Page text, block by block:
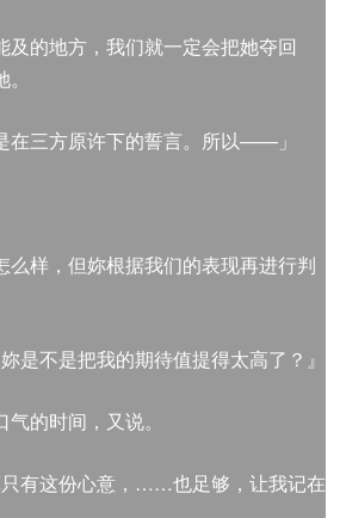
的地方，我们就一定会把她夺回
在三方原许下的誓言。所以——」
么样，但妳根据我们的表现再进行判
是不是把我的期待值提得太高了？』
的时间，又说。
只有这份心意，……也足够，让我记在